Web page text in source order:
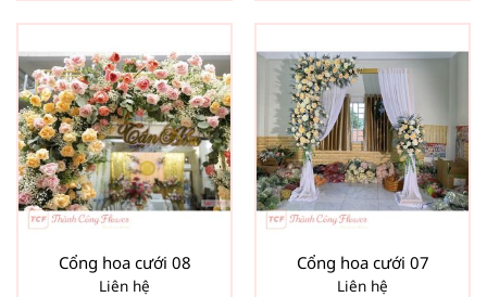
Cổng hoa cưới 08
Liên hệ
Cổng hoa cưới 07
Liên hệ